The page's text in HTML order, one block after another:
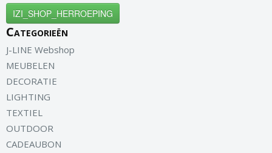
IZI_SHOP_HERROEPING
Categorieën
J-LINE Webshop
MEUBELEN
DECORATIE
LIGHTING
TEXTIEL
OUTDOOR
CADEAUBON